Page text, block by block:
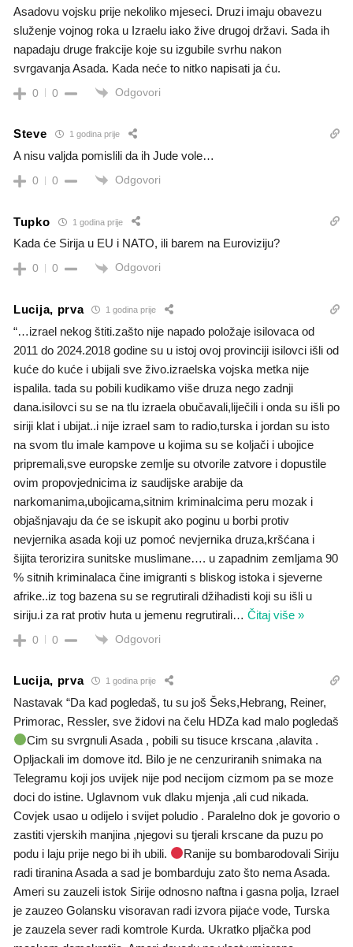
Asadovu vojsku prije nekoliko mjeseci. Druzi imaju obavezu
služenje vojnog roka u Izraelu iako žive drugoj državi. Sada ih
napadaju druge frakcije koje su izgubile svrhu nakon
svrgavanja Asada. Kada neće to nitko napisati ja ću.
0 0 Odgovori
Steve 1 godina prije
A nisu valjda pomislili da ih Jude vole…
0 0 Odgovori
Tupko 1 godina prije
Kada će Sirija u EU i NATO, ili barem na Euroviziju?
0 0 Odgovori
Lucija, prva 1 godina prije
“…izrael nekog štiti.zašto nije napado položaje isilovaca od
2011 do 2024.2018 godine su u istoj ovoj provinciji isilovci išli od
kuće do kuće i ubijali sve živo.izraelska vojska metka nije
ispalila. tada su pobili kudikamo više druza nego zadnji
dana.isilovci su se na tlu izraela obučavali,liječili i onda su išli po
siriji klat i ubijat..i nije izrael sam to radio,turska i jordan su isto
na svom tlu imale kampove u kojima su se koljači i ubojice
pripremali,sve europske zemlje su otvorile zatvore i dopustile
ovim propovjednicima iz saudijske arabije da
narkomanima,ubojicama,sitnim kriminalcima peru mozak i
objašnjavaju da će se iskupit ako poginu u borbi protiv
nevjernika asada koji uz pomoć nevjernika druza,kršćana i
šijita terorizira sunitske muslimane…. u zapadnim zemljama 90
% sitnih kriminalaca čine imigranti s bliskog istoka i sjeverne
afrike..iz tog bazena su se regrutirali džihadisti koji su išli u
siriju.i za rat protiv huta u jemenu regrutirali… Čitaj više »
0 0 Odgovori
Lucija, prva 1 godina prije
Nastavak “Da kad pogledaš, tu su još Šeks,Hebrang, Reiner,
Primorac, Ressler, sve židovi na čelu HDZa kad malo pogledaš
Cim su svrgnuli Asada , pobili su tisuce krscana ,alavita .
Opljackali im domove itd. Bilo je ne cenzuriranih snimaka na
Telegramu koji jos uvijek nije pod necijom cizmom pa se moze
doci do istine. Uglavnom vuk dlaku mjenja ,ali cud nikada.
Covjek usao u odijelo i svijet poludio . Paralelno dok je govorio o
zastiti vjerskih manjina ,njegovi su tjerali krscane da puzu po
podu i laju prije nego bi ih ubili.
Ranije su bombarodovali Siriju
radi tiranina Asada a sad je bombarduju zato što nema Asada.
Ameri su zauzeli istok Sirije odnosno naftna i gasna polja, Izrael
je zauzeo Golansku visoravan radi izvora pijaċe vode, Turska
je zauzela sever radi komtrole Kurda. Ukratko pljačka pod